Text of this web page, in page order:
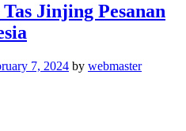
Jinjing Pesanan
7, 2024 by webmaster